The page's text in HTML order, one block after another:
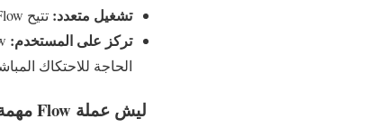
تشغيل متعدد: تتيح Flow تشغيل عدة تطبيقات على نفس الشبكة، مما يسهل على المطورين ابتكار تجارب جديدة بسهولة.
تركز على المستخدم:
الحاجة للاحتكاك
ليش عملة Flow مهمة في عالم العملات الرقمية؟